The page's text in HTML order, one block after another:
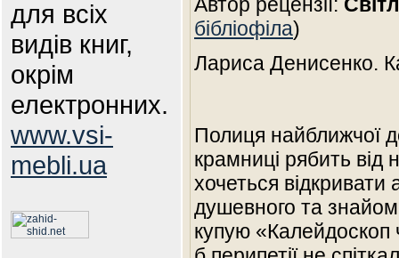
для всіх
видів книг,
окрім
електронних.
www.vsi-
mebli.ua
бібліофіла)
Лариса Денисенко.
Полиця найближчої
крамниці рябить від
хочеться
душевного та
купую «Калейдоскоп